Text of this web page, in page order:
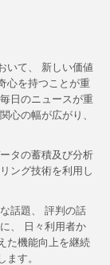
いて、 新しい価値
心を持つことが重
日のニュースが重
心の幅が広がり、
タの蓄積及び分析
ング技術を利用し
話題、 評判の話
、 日々利用者か
た機能向上を継続
す。